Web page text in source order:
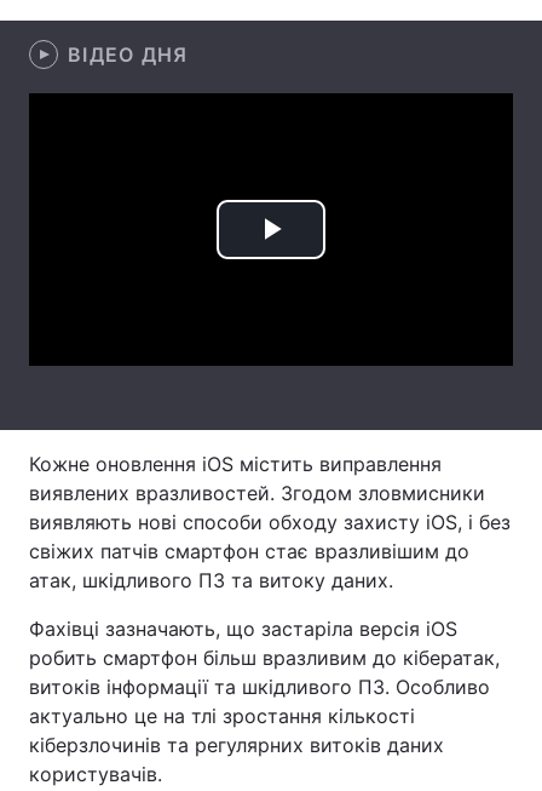
Інтерв'ю
ВІДЕО ДНЯ
Play
Кожне оновлення iOS містить виправлення
виявлених вразливостей. Згодом зловмисники
виявляють нові способи обходу захисту iOS, і без
свіжих патчів смартфон стає вразливішим до
атак, шкідливого ПЗ та витоку даних.
Фахівці зазначають, що застаріла версія iOS
робить смартфон більш вразливим до кібератак,
витоків інформації та шкідливого ПЗ. Особливо
актуально це на тлі зростання кількості
кіберзлочинів та регулярних витоків даних
користувачів.